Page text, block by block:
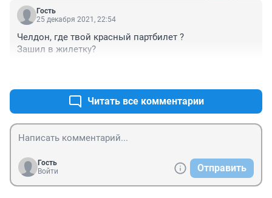
Гость
25 декабря 2021, 22:54
Челдон, где твой красный партбилет ?
Зашил в жилетку?
Читать все комментарии
Гость
Войти
Отправить